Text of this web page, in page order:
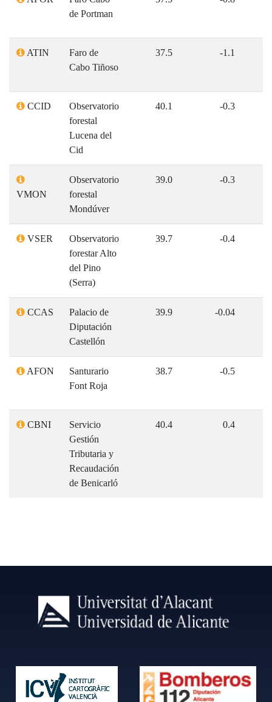
de Portman
ATIN
Faro de
Cabo Tiñoso
37.5 -1.1
CCID
Observatorio
forestal
Lucena del
Cid
40.1 -0.3
VMON
Observatorio
forestal
Mondúver
39.0 -0.3
VSER
Observatorio
forestar Alto
del Pino
(Serra)
39.7 -0.4
CCAS
Palacio de
Diputación
Castellón
39.9 -0.04
AFON
Santurario
Font Roja
38.7 -0.5
CBNI
Servicio
Gestión
Tributaria y
Recaudación
de Benicarló
40.4 0.4